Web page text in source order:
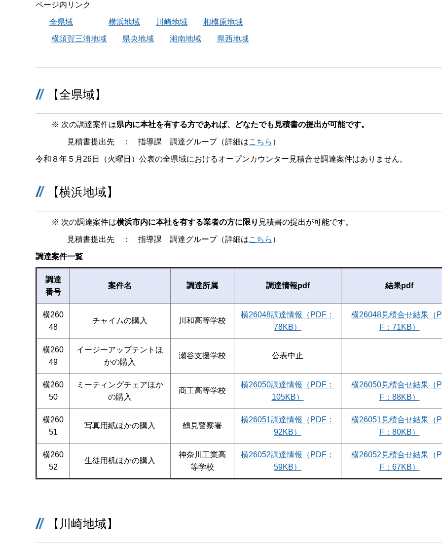
ページ内リンク
全県域 横浜地域 川崎地域 相模原地域
横須賀三浦地域 県央地域 湘南地域 県西地域
【全県域】
※ 次の調達案件は県内に本社を有する方であれば、どなたでも見積書の提出が可能です。
見積書提出先 ： 指導課 調達グループ（詳細はこちら ）
令和８年５月26日（火曜日）公表の全県域におけるオープンカウンター見積合せ調達案件はありません。
【横浜地域】
※ 次の調達案件は横浜市内に本社を有する業者の方に限り 見積書の提出が可能です。
見積書提出先 ： 指導課 調達グループ（詳細はこちら ）
調達案件一覧
調達
番号
案件名 調達所属 調達情報pdf 結果pdf
横260
48
チャイムの購入 川和高等学校
横26048調達情報（PDF：
78KB）
横26048見積合せ結果（
F：71KB）
横260
49
イージーアップテントほ
かの購入
瀬谷支援学校 公表中止
横260
50
ミーティングチェアほか
の購入
商工高等学校
横26050調達情報（PDF：
105KB）
横26050見積合せ結果（
F：88KB）
横260
51
写真用紙ほかの購入 鶴見警察署
横26051調達情報（PDF：
92KB）
横26051見積合せ結果（
F：80KB）
横260
52
生徒用机ほかの購入
神奈川工業高
等学校
横26052調達情報（PDF：
59KB）
横26052見積合せ結果（
F：67KB）
【川崎地域】